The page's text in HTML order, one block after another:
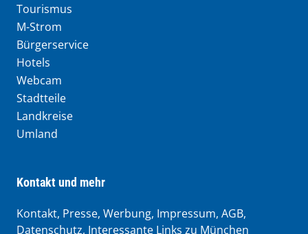
Tourismus
M-Strom
Bürgerservice
Hotels
Webcam
Stadtteile
Landkreise
Umland
Kontakt und mehr
Kontakt, Presse, Werbung, Impressum, AGB,
Datenschutz, Interessante Links zu München